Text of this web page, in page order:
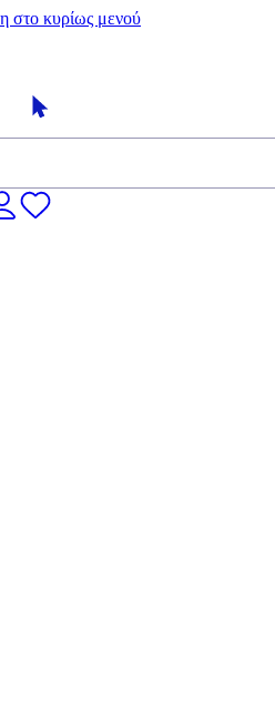
στο κυρίως μενού